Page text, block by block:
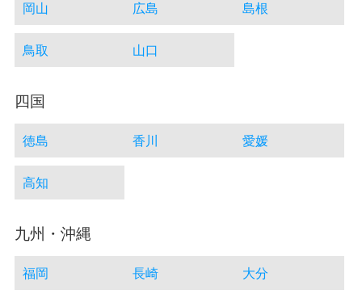
岡山 広島 島根
鳥取 山口
四国
徳島 香川 愛媛
高知
九州・沖縄
福岡 長崎 大分